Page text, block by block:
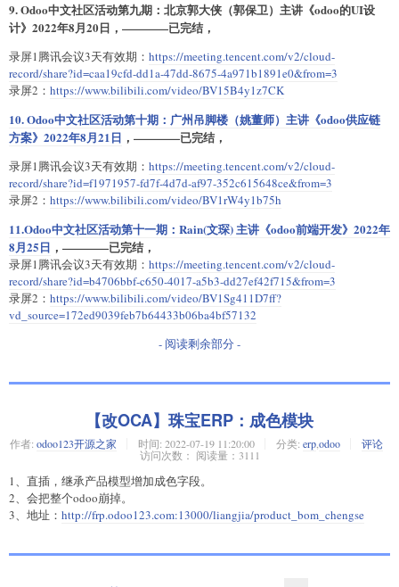
9. Odoo中文社区活动第九期：北京郭大侠（郭保卫）主讲《odoo的UI设
计》2022年8月20日，————已完结，
录屏1腾讯会议3天有效期： https://meeting.tencent.com/v2/cloud-
record/share?id=caa19cfd-dd1a-47dd-8675-4a971b1891e0&from=3
录屏2： https://www.bilibili.com/video/BV15B4y1z7CK
10. Odoo中文社区活动第十期：广州吊脚楼（姚董师）主讲《odoo供应链
方案》2022年8月21日 ，————已完结，
录屏1腾讯会议3天有效期： https://meeting.tencent.com/v2/cloud-
record/share?id=f1971957-fd7f-4d7d-af97-352c615648ce&from=3
录屏2： https://www.bilibili.com/video/BV1rW4y1b75h
11.Odoo中文社区活动第十一期：Rain(文琛) 主讲《odoo前端开发》2022年
8月25日 ，————已完结，
录屏1腾讯会议3天有效期： https://meeting.tencent.com/v2/cloud-
record/share?id=b4706bbf-c650-4017-a5b3-dd27ef42f715&from=3
录屏2： https://www.bilibili.com/video/BV1Sg411D7ff?
vd_source=172ed9039feb7b64433b06ba4bf57132
- 阅读剩余部分 -
【改OCA】珠宝ERP：成色模块
作者: odoo123开源之家 时间: 2022-07-19 11:20:00 分类: erp,odoo
评论
访问次数： 阅读量：3111
1、直插，继承产品模型增加成色字段。
2、会把整个odoo崩掉。
3、地址： http://frp.odoo123.com:13000/liangjia/product_bom_chengse